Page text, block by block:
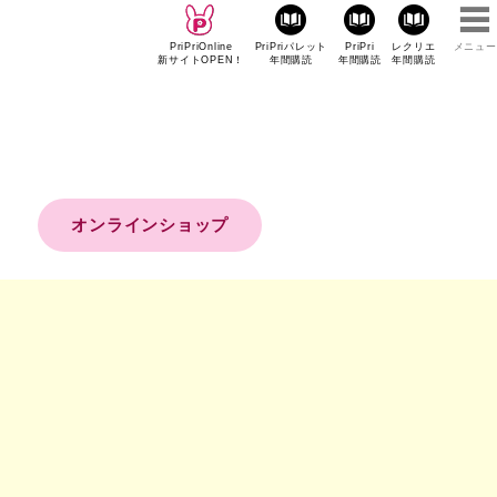
PriPriOnline
新サイトOPEN！
PriPriパレット
年間購読
PriPri
年間購読
レクリエ
年間購読
メニュー
オンラインショップ